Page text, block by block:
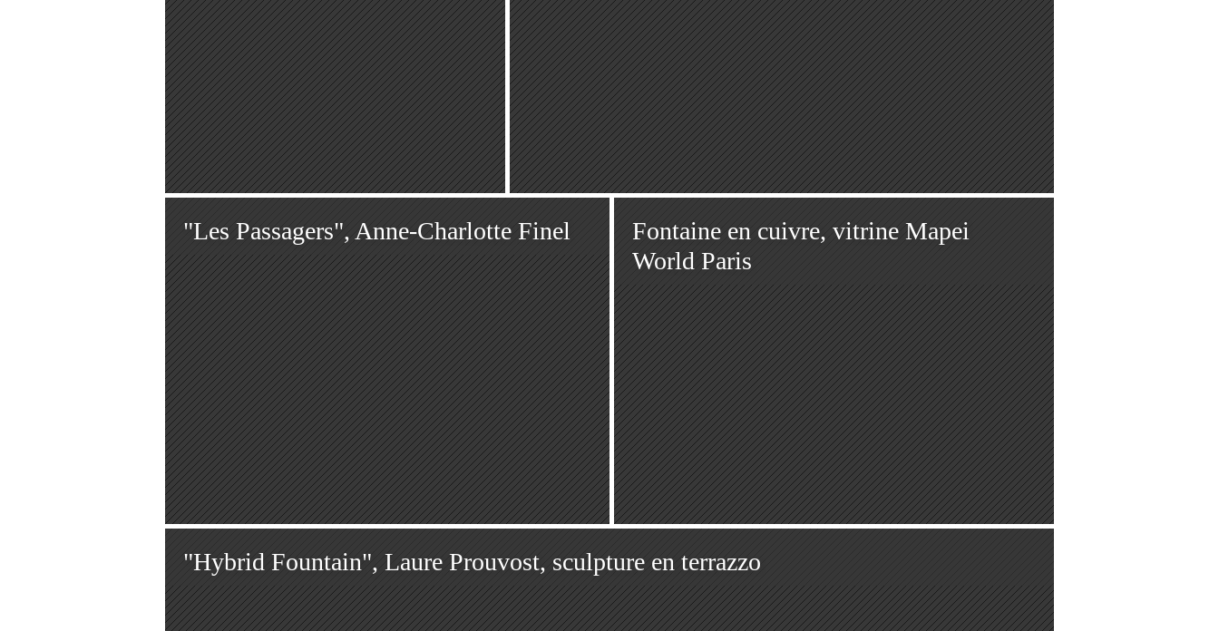
"Les Passagers", Anne-Charlotte Finel
Fontaine en cuivre, vitrine Mapei
World Paris
"Hybrid Fountain", Laure Prouvost, sculpture en terrazzo